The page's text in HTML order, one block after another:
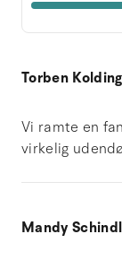
Torben
Vi ramte en
virkelig
Mandy